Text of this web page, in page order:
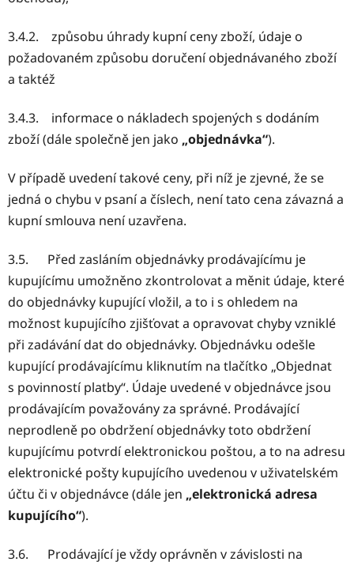
3.4.2. způsobu úhrady kupní ceny zboží, údaje o
požadovaném způsobu doručení objednávaného zboží
a taktéž
3.4.3. informace o nákladech spojených s dodáním
zboží (dále společně jen jako „objednávka“).
V případě uvedení takové ceny, při níž je zjevné, že se
jedná o chybu v psaní a číslech, není tato cena závazná a
kupní smlouva není uzavřena.
3.5. Před zasláním objednávky prodávajícímu je
kupujícímu umožněno zkontrolovat a měnit údaje, které
do objednávky kupující vložil, a to i s ohledem na
možnost kupujícího zjišťovat a opravovat chyby vzniklé
při zadávání dat do objednávky. Objednávku odešle
kupující prodávajícímu kliknutím na tlačítko „Objednat
s povinností platby“. Údaje uvedené v objednávce jsou
prodávajícím považovány za správné. Prodávající
neprodleně po obdržení objednávky toto obdržení
kupujícímu potvrdí elektronickou poštou, a to na adresu
elektronické pošty kupujícího uvedenou v uživatelském
účtu či v objednávce (dále jen „elektronická adresa
kupujícího“).
3.6. Prodávající je vždy oprávněn v závislosti na